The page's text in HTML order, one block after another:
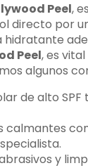
Peel,
directo por
hidratante
Peel, es
algunos
de alto
calmantes
y